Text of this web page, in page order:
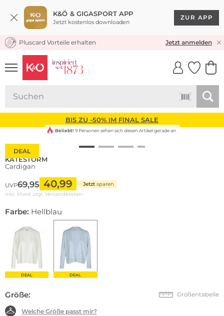
K&Ö & GIGASPORT APP
Jetzt kostenlos downloaden
ZUR APP
KOSTENLOSER VERSAND* & RÜCKVERSAND
Pluscard Vorteile erhalten Jetzt anmelden
UNSERE APP
CLICK &
BIS ZU -50% IM FINAL SALE
DEAL
Beliebt! 9 Personen sehen sich diesen Artikel gerade an
KATESTORM
Cardigan
UVP69,95 40,99 Jetzt sparen
inkl. Mwst zzgl. Versandkosten
Farbe: Hellblau
DEAL DEAL
Größe: Größentabelle
Welche Größe passt mir?